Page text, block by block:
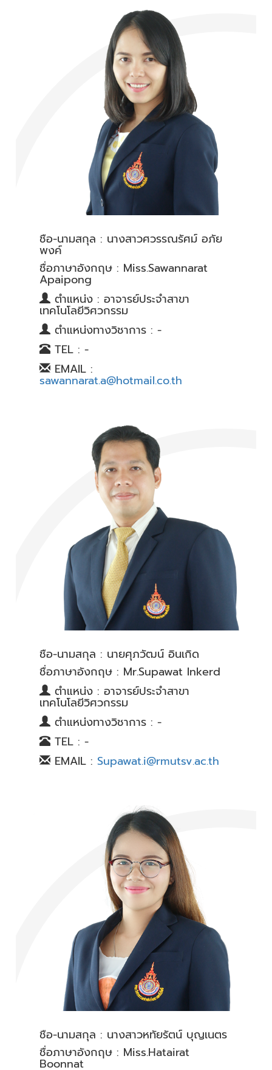
ชื่อ-นามสกุล : นางสาวศวรรณรัศม์ อภัย
พงค์
ชื่อภาษาอังกฤษ : Miss.Sawannarat
Apaipong
ตำแหน่ง : อาจารย์ประจำสาขา
เทคโนโลยีวิศวกรรม
ตำแหน่งทางวิชาการ : -
TEL : -
EMAIL :
sawannarat.a@hotmail.co.th
ชื่อ-นามสกุล : นายศุภวัฒน์ อินเกิด
ชื่อภาษาอังกฤษ : Mr.Supawat Inkerd
ตำแหน่ง : อาจารย์ประจำสาขา
เทคโนโลยีวิศวกรรม
ตำแหน่งทางวิชาการ : -
TEL : -
EMAIL : Supawat.i@rmutsv.ac.th
ชื่อ-นามสกุล : นางสาวหทัยรัตน์ บุญเนตร
ชื่อภาษาอังกฤษ : Miss.Hatairat
Boonnat